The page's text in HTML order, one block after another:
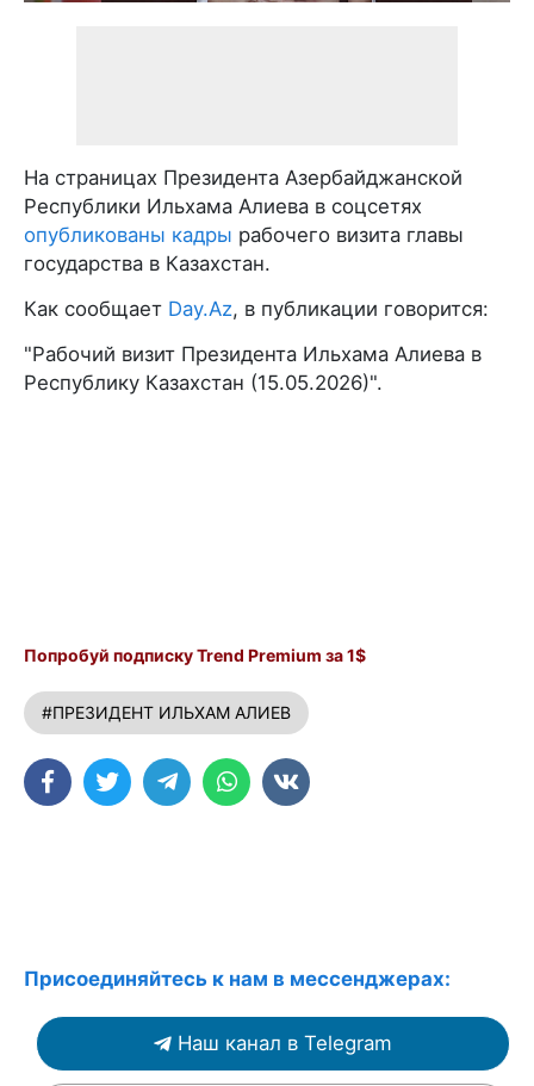
На страницах Президента Азербайджанской
Республики Ильхама Алиева в соцсетях
опубликованы кадры рабочего визита главы
государства в Казахстан.
Как сообщает Day.Az, в публикации говорится:
"Рабочий визит Президента Ильхама Алиева в
Республику Казахстан (15.05.2026)".
Попробуй подписку Trend Premium за 1$
#ПРЕЗИДЕНТ ИЛЬХАМ АЛИЕВ
Присоединяйтесь к нам в мессенджерах:
Наш канал в Telegram